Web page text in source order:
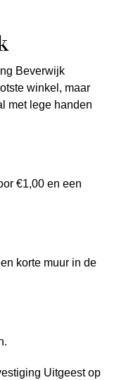
Beverwijk
winkel, maar
met lege handen
€1,00 en een
korte muur in de
Uitgeest op